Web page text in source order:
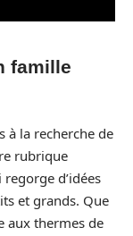
famille
à la recherche de
rubrique
d’idées
et grands. Que
aux thermes de